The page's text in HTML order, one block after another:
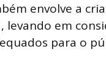
envolve a
levando em
para o